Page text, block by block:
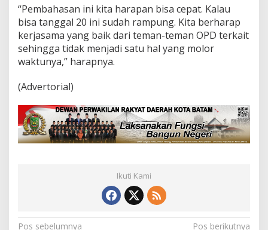
“Pembahasan ini kita harapan bisa cepat. Kalau
bisa tanggal 20 ini sudah rampung. Kita berharap
kerjasama yang baik dari teman-teman OPD terkait
sehingga tidak menjadi satu hal yang molor
waktunya,” harapnya.
(Advertorial)
Ikuti Kami
Pos sebelumnya
Pos berikutnya